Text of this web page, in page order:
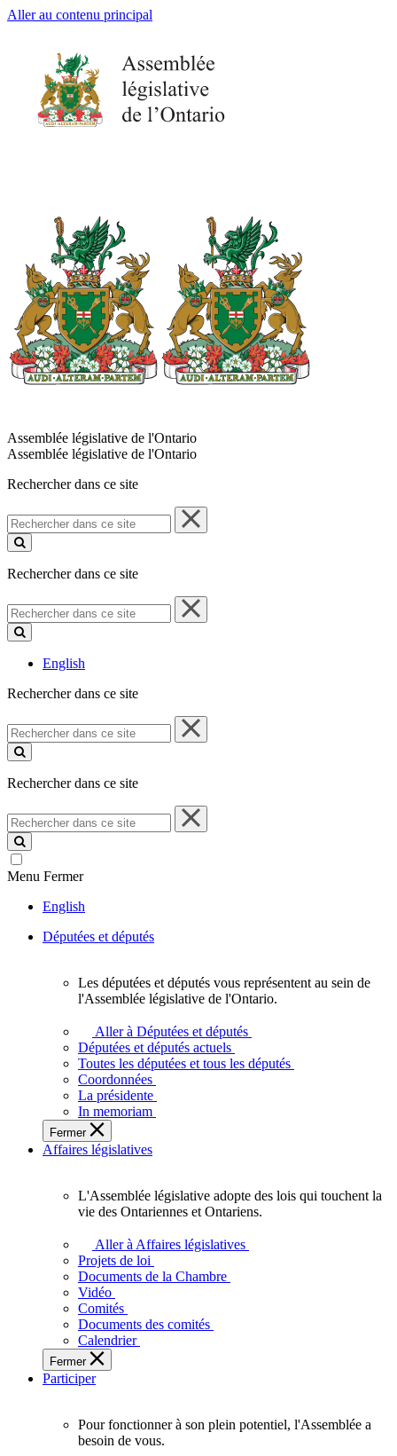
Aller au contenu principal
Assemblée législative de l'Ontario
Assemblée législative de l'Ontario
Rechercher dans ce site
Rechercher
dans
ce
Rechercher dans ce site
Rechercher
dans
ce
English
Rechercher dans ce site
Rechercher
dans
ce
Rechercher dans ce site
Rechercher
dans
ce
site
Menu Fermer
English
Députées et députés
députés
vous
représentent
sein
de
l'Assemblée
législative
l'Ontario.
Les députées et députés vous représentent au sein de
l'Assemblée législative de l'Ontario.
Aller à Députées et députés
Députées et députés actuels
Toutes les députées et tous les députés
Coordonnées
La présidente
In memoriam
Fermer
Affaires législatives
L'Assemblée
adopte
touchent
des
Ontariennes
et
L'Assemblée législative adopte des lois qui touchent la
vie des Ontariennes et Ontariens.
Aller à Affaires législatives
Projets de loi
Documents de la Chambre
Vidéo
Comités
Documents des comités
Calendrier
Fermer
Participer
Pour fonctionner à son plein potentiel, l'Assemblée a
besoin de vous.